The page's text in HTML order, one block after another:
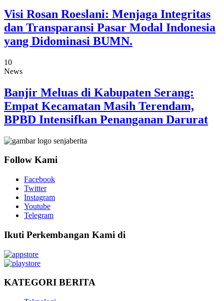
Visi Rosan Roeslani: Menjaga Integritas
dan Transparansi Pasar Modal Indonesia
yang Didominasi BUMN.
10
News
Banjir Meluas di Kabupaten Serang:
Empat Kecamatan Masih Terendam,
BPBD Intensifkan Penanganan Darurat
Follow Kami
Facebook
Twitter
Instagram
Youtube
Telegram
Ikuti Perkembangan Kami di
KATEGORI BERITA